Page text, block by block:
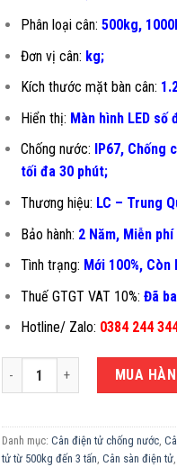
Phân loại cân: 500kg,
Đơn vị cân: kg;
Kích thước mặt bàn cân:
Hiển thị: Màn hình LED số
Chống nước:
IP67,
tối đa 30 phút;
Thương hiệu: LC – Trung
Bảo hành: 2 Năm, Miễn
Tình trạng: Mới 100%, Còn
Thuế GTGT VAT 10%: Đã
Hotline/ Zalo: 0384 244
CÂN TÍNH TIỀN CHỐNG NƯỚC
MUA
Danh mục: Cân điện tử chống nước,
tử từ 500kg đến 3 tấn, Cân sàn điện tử,